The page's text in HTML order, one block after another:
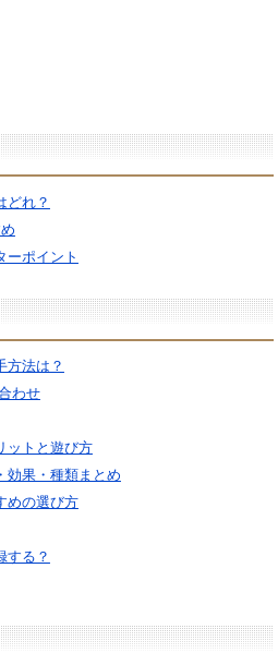
どれ？
ーポイント
方法は？
わせ
ットと遊び方
効果・種類まとめ
めの選び方
する？